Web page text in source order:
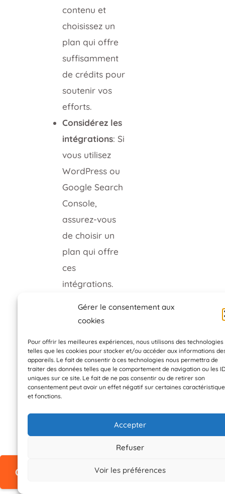
Gérer le consentement aux
cookies
Pour offrir les meilleures expériences, nous utilisons des technologies
telles que les cookies pour stocker et/ou accéder aux informations
appareils. Le fait de consentir à ces technologies nous permettra de
traiter des données telles que le comportement de navigation ou les
uniques sur ce site. Le fait de ne pas consentir ou de retirer son
consentement peut avoir un effet négatif sur certaines
et fonctions.
Accepter
Refuser
Voir les préférences
contenu et
choisissez un
plan qui offre
suffisamment
de crédits pour
soutenir vos
efforts.
Considérez les
intégrations: Si
vous utilisez
WordPress ou
Google Search
Console,
assurez-vous
de choisir un
plan qui offre
ces
intégrations.
peuvent
flux de travail
et vous faire
gagner du
vous
permettent de
OFFRE EXCLUSIVE : SE PROCURER